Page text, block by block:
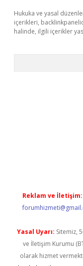
Hukuka ve yasal
içerikleri,
halinde, ilgili içerikler
Reklam ve İletişim:
Yasal Uyarı: Sitemiz,
ve İletişim Kurumu
olarak hizmet